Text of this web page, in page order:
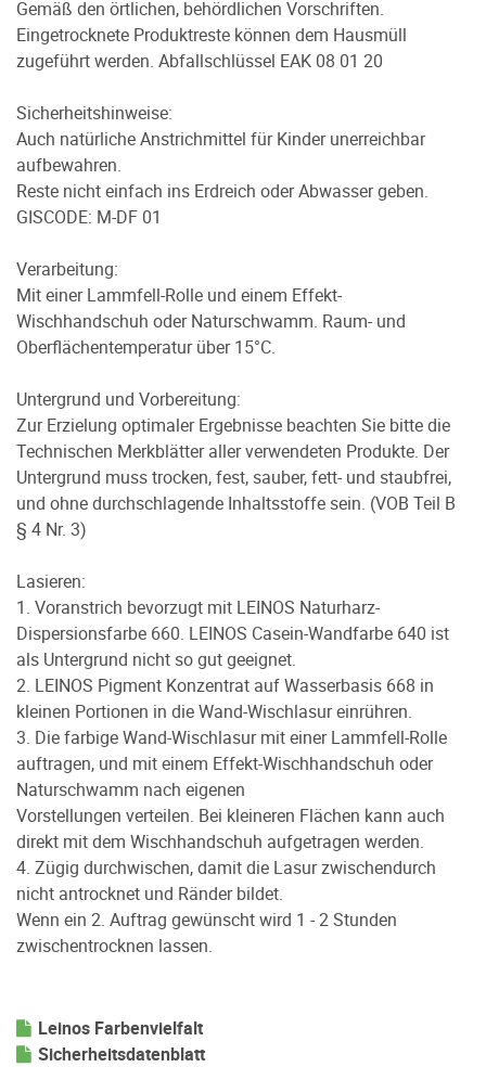
Gemäß den örtlichen, behördlichen Vorschriften.
Eingetrocknete Produktreste können dem Hausmüll
zugeführt werden. Abfallschlüssel EAK 08 01 20
Sicherheitshinweise:
Auch natürliche Anstrichmittel für Kinder unerreichbar
aufbewahren.
Reste nicht einfach ins Erdreich oder Abwasser geben.
GISCODE: M-DF 01
Verarbeitung:
Mit einer Lammfell-Rolle und einem Effekt-
Wischhandschuh oder Naturschwamm. Raum- und
Oberflächentemperatur über 15°C.
Untergrund und Vorbereitung:
Zur Erzielung optimaler Ergebnisse beachten Sie bitte die
Technischen Merkblätter aller verwendeten Produkte. Der
Untergrund muss trocken, fest, sauber, fett- und staubfrei,
und ohne durchschlagende Inhaltsstoffe sein. (VOB Teil B
§ 4 Nr. 3)
Lasieren:
1. Voranstrich bevorzugt mit LEINOS Naturharz-
Dispersionsfarbe 660. LEINOS Casein-Wandfarbe 640 ist
als Untergrund nicht so gut geeignet.
2. LEINOS Pigment Konzentrat auf Wasserbasis 668 in
kleinen Portionen in die Wand-Wischlasur einrühren.
3. Die farbige Wand-Wischlasur mit einer Lammfell-Rolle
auftragen, und mit einem Effekt-Wischhandschuh oder
Naturschwamm nach eigenen
Vorstellungen verteilen. Bei kleineren Flächen kann auch
direkt mit dem Wischhandschuh aufgetragen werden.
4. Zügig durchwischen, damit die Lasur zwischendurch
nicht antrocknet und Ränder bildet.
Wenn ein 2. Auftrag gewünscht wird 1 - 2 Stunden
zwischentrocknen lassen.
Leinos Farbenvielfalt
Sicherheitsdatenblatt